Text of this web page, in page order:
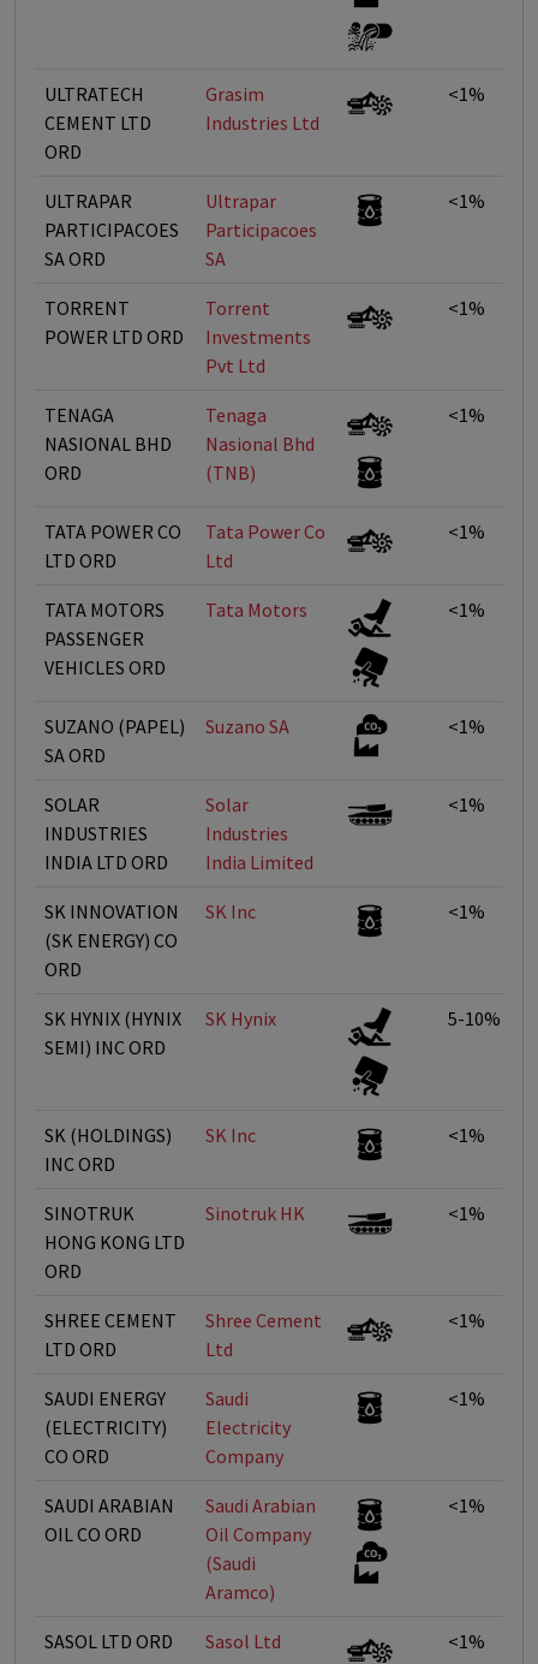
ULTRATECH
CEMENT LTD
ORD
Grasim
Industries Ltd
<1%
ULTRAPAR
PARTICIPACOES
SA ORD
Ultrapar
Participacoes
SA
<1%
TORRENT
POWER LTD ORD
Torrent
Investments
Pvt Ltd
<1%
TENAGA
NASIONAL BHD
ORD
Tenaga
Nasional Bhd
(TNB)
<1%
TATA POWER CO
LTD ORD
Tata Power Co
Ltd
<1%
TATA MOTORS
PASSENGER
VEHICLES ORD
Tata Motors <1%
SUZANO (PAPEL)
SA ORD
Suzano SA <1%
SOLAR
INDUSTRIES
INDIA LTD ORD
Solar
Industries
India Limited
<1%
SK INNOVATION
(SK ENERGY) CO
ORD
SK Inc <1%
SK HYNIX (HYNIX
SEMI) INC ORD
SK Hynix 5-10%
SK (HOLDINGS)
INC ORD
SK Inc <1%
SINOTRUK
HONG KONG LTD
ORD
Sinotruk HK <1%
SHREE CEMENT
LTD ORD
Shree Cement
Ltd
<1%
SAUDI ENERGY
(ELECTRICITY)
CO ORD
Saudi
Electricity
Company
<1%
SAUDI ARABIAN
OIL CO ORD
Saudi Arabian
Oil Company
(Saudi
Aramco)
<1%
SASOL LTD ORD Sasol Ltd <1%